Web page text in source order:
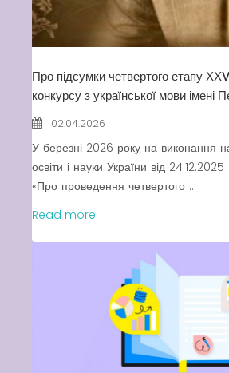
Про підсумки четвертого етапу
конкурсу з української мови імені
02.04.2026
У березні 2026 року на виконання
освіти і науки України від
«Про проведення четвертого ...
Read more.